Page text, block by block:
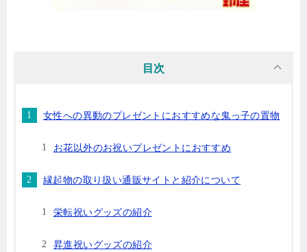
目次
女性への異動のプレゼントにおすすめな鬼っ子の置物
お花以外のお祝いプレゼントにおすすめ
縁起物の取り扱い通販サイトと紹介について
栄転祝いグッズの紹介
昇進祝いグッズの紹介